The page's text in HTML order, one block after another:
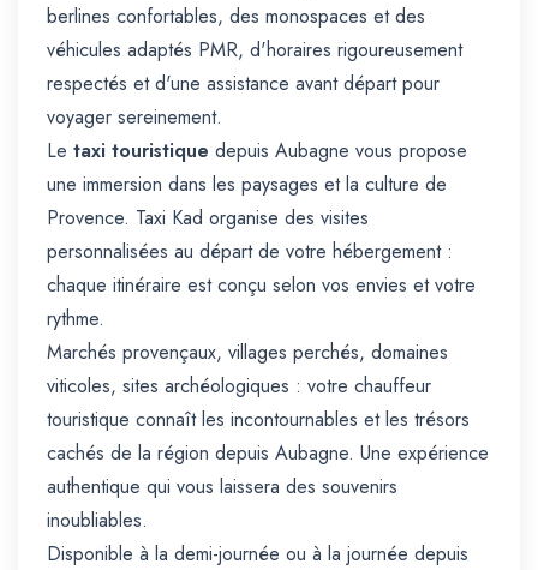
berlines confortables, des monospaces et des
véhicules adaptés PMR, d'horaires rigoureusement
respectés et d'une assistance avant départ pour
voyager sereinement.
Le taxi touristique depuis Aubagne vous propose
une immersion dans les paysages et la culture de
Provence. Taxi Kad organise des visites
personnalisées au départ de votre hébergement :
chaque itinéraire est conçu selon vos envies et votre
rythme.
Marchés provençaux, villages perchés, domaines
viticoles, sites archéologiques : votre chauffeur
touristique connaît les incontournables et les trésors
cachés de la région depuis Aubagne. Une expérience
authentique qui vous laissera des souvenirs
inoubliables.
Disponible à la demi-journée ou à la journée depuis